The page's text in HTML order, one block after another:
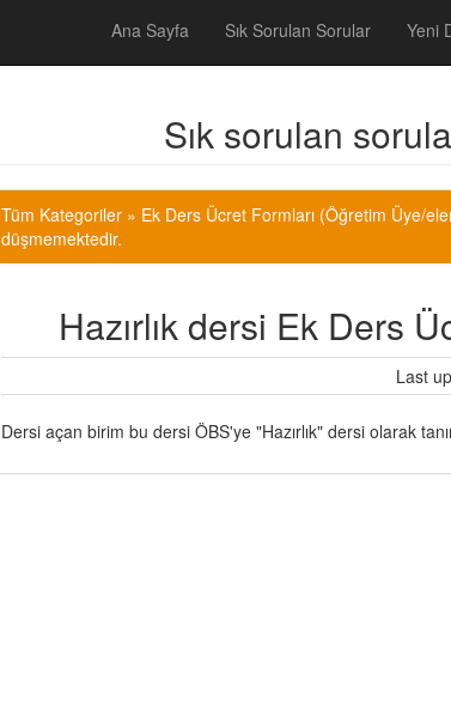
Ana Sayfa Sık Sorulan Sorular Yeni
Sık sorulan
Tüm Kategoriler» Ek Ders Ücret Formları (Öğretim Üye/
düşmemektedir.
Hazırlık dersi Ek Ders
Last
Dersi açan birim bu dersi ÖBS'ye "Hazırlık" dersi olarak